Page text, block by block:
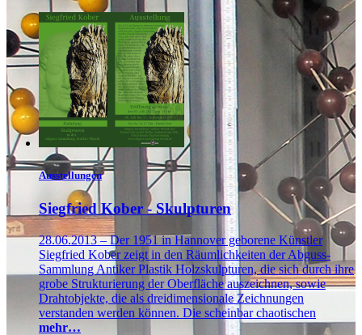
Ausstellungen
Siegfried Kober - Skulpturen
28.06.2013 – Der 1951 in Hannover geborene Künstler
Siegfried Kober zeigt in den Räumlichkeiten der Abguss-
Sammlung Antiker Plastik Holzskulpturen, die sich durch ihre
grobe Strukturierung der Oberfläche auszeichnen, sowie
Drahtobjekte, die als dreidimensionale Zeichnungen
verstanden werden können. Die scheinbar chaotischen
mehr…